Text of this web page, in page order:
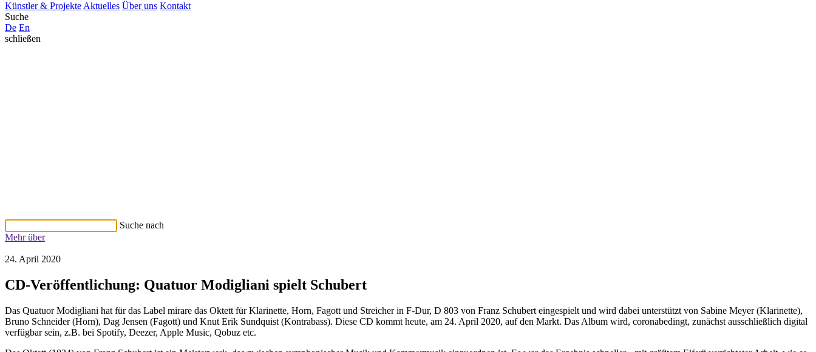
Künstler & Projekte Aktuelles Über uns Kontakt
Suche
De En
schließen
Suche nach
Mehr über
24. April 2020
CD-Veröffentlichung: Quatuor Modigliani spielt Schubert
Das Quatuor Modigliani hat für das Label mirare das Oktett für Klarinette, Horn, Fagott und Streicher in F-Dur, D 803 von Franz Schubert eingespielt und wird dabei unterstützt von Sabine Meyer (Klarinette),
Bruno Schneider (Horn), Dag Jensen (Fagott) und Knut Erik Sundquist (Kontrabass). Diese CD kommt heute, am 24. April 2020, auf den Markt. Das Album wird, coronabedingt, zunächst ausschließlich digital
verfügbar sein, z.B. bei Spotify, Deezer, Apple Music, Qobuz etc.